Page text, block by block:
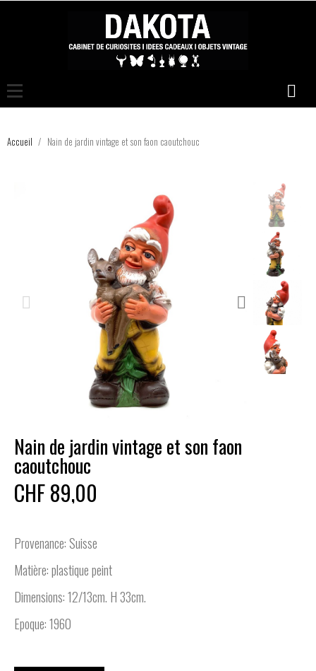
Accueil Nain de jardin vintage et son faon caoutchouc
Nain de jardin vintage et son faon
caoutchouc
CHF 89,00
Provenance: Suisse
Matière: plastique peint
Dimensions: 12/13cm. H 33cm.
Epoque: 1960